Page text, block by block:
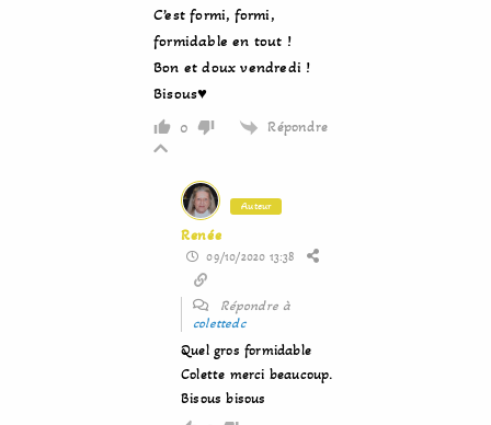
C’est formi, formi,
formidable en tout !
Bon et doux vendredi !
Bisous♥
0 Répondre
Auteur
Renée
09/10/2020 13:38
Répondre à
colettedc
Quel gros formidable
Colette merci beaucoup.
Bisous bisous